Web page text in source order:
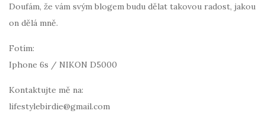
Doufám, že vám svým blogem budu dělat takovou radost, jakou
on dělá mně.
Fotím:
Iphone 6s / NIKON D5000
Kontaktujte mě na:
lifestylebirdie@gmail.com